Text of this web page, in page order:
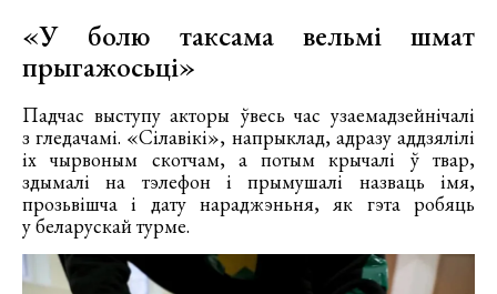
«У болю таксама вельмі шмат
прыгажосьці»
Падчас выступу акторы ўвесь час узаемадзейнічалі
з гледачамі. «Сілавікі», напрыклад, адразу аддзялілі
іх чырвоным скотчам, а потым крычалі ў твар,
здымалі на тэлефон і прымушалі назваць імя,
прозьвішча і дату нараджэньня, як гэта робяць
у беларускай турме.